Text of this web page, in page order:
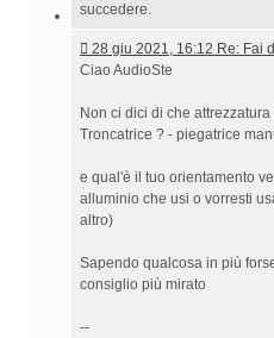
succedere.
28
giu
16:12 Re:
Fai
te
chassis
28 giu 2021, 16:12 Re: Fai
Ciao AudioSte
Non ci dici di che
Troncatrice ? - piegatrice
e qual'è il tuo orientamento
alluminio che usi o vorresti
altro)
Sapendo qualcosa in più
consiglio più mirato
--